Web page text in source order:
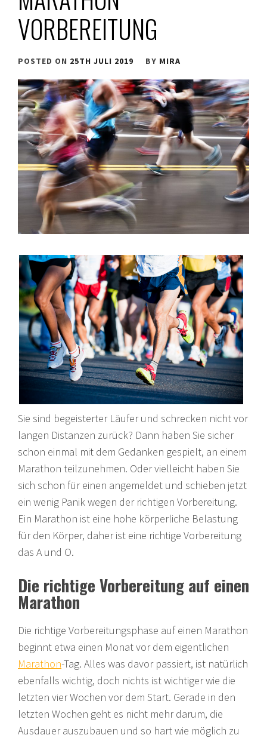
VORBEREITUNG
POSTED ON 25TH JULI 2019 BY MIRA
Sie sind begeisterter Läufer und schrecken nicht vor
langen Distanzen zurück? Dann haben Sie sicher
schon einmal mit dem Gedanken gespielt, an einem
Marathon teilzunehmen. Oder vielleicht haben Sie
sich schon für einen angemeldet und schieben jetzt
ein wenig Panik wegen der richtigen Vorbereitung.
Ein Marathon ist eine hohe körperliche Belastung
für den Körper, daher ist eine richtige Vorbereitung
das A und O.
Die richtige Vorbereitung auf einen
Marathon
Die richtige Vorbereitungsphase auf einen Marathon
beginnt etwa einen Monat vor dem eigentlichen
Marathon-Tag. Alles was davor passiert, ist natürlich
ebenfalls wichtig, doch nichts ist wichtiger wie die
letzten vier Wochen vor dem Start. Gerade in den
letzten Wochen geht es nicht mehr darum, die
Ausdauer auszubauen und so hart wie möglich zu